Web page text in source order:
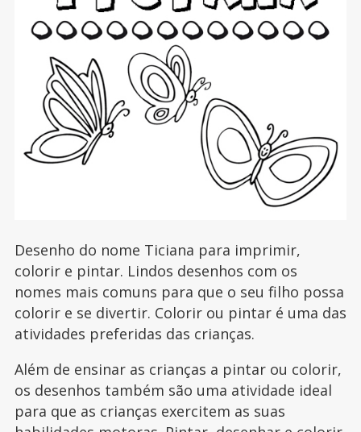
Desenho do nome Ticiana para imprimir,
colorir e pintar. Lindos desenhos com os
nomes mais comuns para que o seu filho possa
colorir e se divertir. Colorir ou pintar é uma das
atividades preferidas das crianças.
Além de ensinar as crianças a pintar ou colorir,
os desenhos também são uma atividade ideal
para que as crianças exercitem as suas